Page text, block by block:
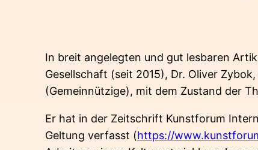
In breit angelegten und gut lesbaren
Gesellschaft (seit 2015), Dr. Oliver
(Gemeinnützige), mit dem Zustand der
Er hat in der Zeitschrift Kunstforum
Geltung verfasst (https://